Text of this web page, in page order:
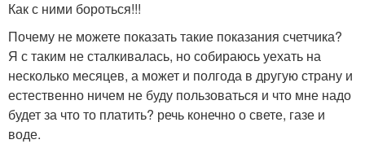
Как с ними бороться!!!
Почему не можете показать такие показания счетчика?
Я с таким не сталкивалась, но собираюсь уехать на
несколько месяцев, а может и полгода в другую страну и
естественно ничем не буду пользоваться и что мне надо
будет за что то платить? речь конечно о свете, газе и
воде.